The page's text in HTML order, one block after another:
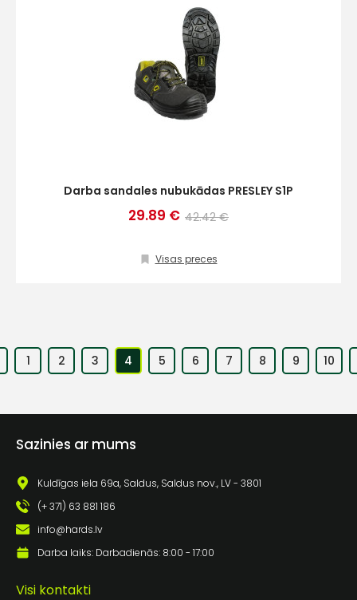
Darba sandales nubukādas PRESLEY S1P
29.89 € 42.42 €
Visas preces
1 2 3 4 5 6 7 8 9 10
Sazinies ar mums
Kuldīgas iela 69a, Saldus, Saldus nov., LV - 3801
(+ 371) 63 881 186
info@hards.lv
Darba laiks: Darbadienās: 8:00 - 17:00
Visi kontakti